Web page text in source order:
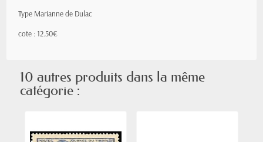
Type Marianne de Dulac
cote : 12.50€
10 autres produits dans la même
catégorie :